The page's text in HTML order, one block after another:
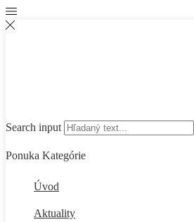
Search input
Ponuka Kategórie
Úvod
Aktuality